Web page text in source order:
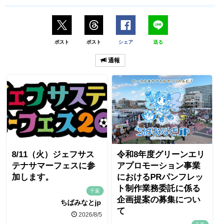
ポスト ポスト シェア 送る
通報
8/11（火）ジェフサス
テナサマーフェスに参
加します。
千葉
ちばみなとjp
2026/8/5
令和8年度グリーンエリ
アプロモーション事業
におけるPRパンフレッ
ト制作業務委託に係る
企画提案の募集につい
て